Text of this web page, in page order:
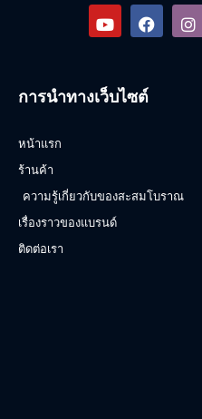
การนำทางเว็บไซต์
หน้าแรก
ร้านค้า
ความรู้เกี่ยวกับของสะสมโบราณ
เรื่องราวของแบรนด์
ติดต่อเรา